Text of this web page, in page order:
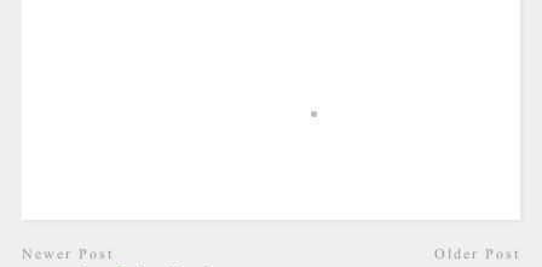
Newer Post Older Post